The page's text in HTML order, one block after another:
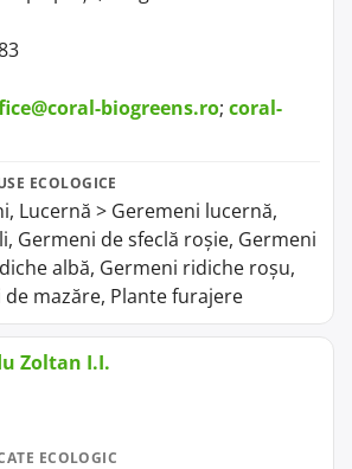
biogreens.ro; coral-
ECOLOGICE
Lucernă > Geremeni lucernă,
Germeni de sfeclă roșie, Germeni
albă, Germeni ridiche roșu,
mazăre, Plante furajere
Zoltan I.I.
ECOLOGIC